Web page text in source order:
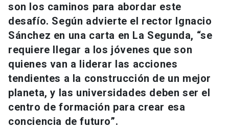
Vinculación
Universidad
Información para keyboard_arrow_down
Futuros estudiantes
Estudiantes
Go to english site launch
ACCESOS DIRECTOS
son los caminos para abordar este
desafío. Según advierte el rector Ignacio
Sánchez en una carta en La Segunda, “se
requiere llegar a los jóvenes que son
quienes van a liderar las acciones
tendientes a la construcción de un mejor
planeta, y las universidades deben ser el
centro de formación para crear esa
conciencia de futuro”.